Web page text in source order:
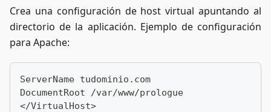
Crea una configuración de host virtual apuntando al
directorio de la aplicación. Ejemplo de configuración
para Apache:
ServerName tudominio.com
DocumentRoot /var/www/prologue
</VirtualHost>